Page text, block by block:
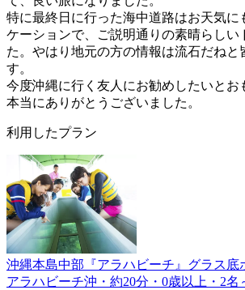
特に最終日に行った海中道路はお天気に
ケーションで、ご説明通りの素晴らしい
た。やはり地元の方の情報は流石だねと
す。
今度沖縄に行く友人にお勧めしたいとお
本当にありがとうございました。
利用したプラン
沖縄本島中部『アラハビーチ』グラス底
アラハビーチ沖・約20分・0歳以上・2名